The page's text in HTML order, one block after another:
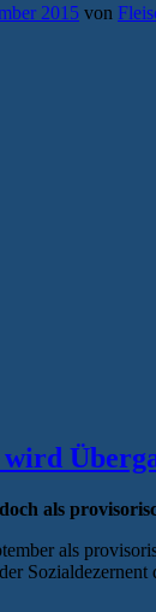
2015 von
als
als